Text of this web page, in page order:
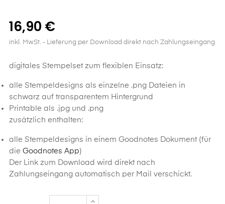
16,90 €
inkl. MwSt. - Lieferung per Download direkt nach Zahlungseingang
digitales Stempelset zum flexiblen Einsatz:
alle Stempeldesigns als einzelne .png Dateien in
schwarz auf transparentem Hintergrund
Printable als .jpg und .png
zusätzlich enthalten:
alle Stempeldesigns in einem Goodnotes Dokument (für
die Goodnotes App)
Der Link zum Download wird direkt nach
Zahlungseingang automatisch per Mail verschickt.